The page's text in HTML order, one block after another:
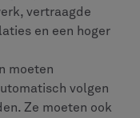
vertraagde
en een hoger
moeten
volgen
Ze moeten ook